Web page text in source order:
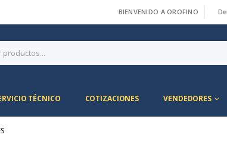
BIENVENIDO A OROFINO
TÉCNICO COTIZACIONES VENDEDORES